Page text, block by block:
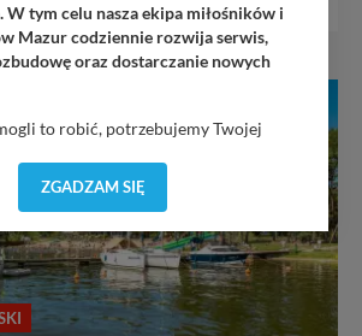
W tym celu nasza ekipa miłośników i
Mazur codziennie rozwija serwis,
oraz dostarczanie nowych
to robić, potrzebujemy Twojej
Twoich preferencji. Twoje dane (w tym
zapisywane w celu usprawnienia
miejsca, logowania, itp).
Twoich danych jest dla nas
poinformowania Ciebie nie będziemy
naszych uprawnień. Twoje dane są u
ZGADZAM SIĘ